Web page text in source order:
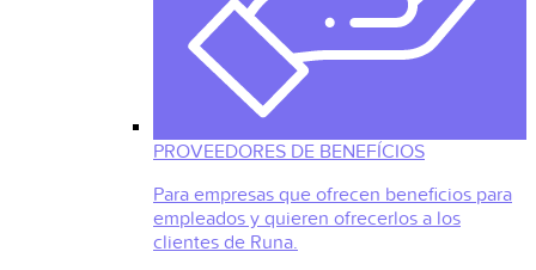
PROVEEDORES DE BENEFÍCIOS
Para empresas que ofrecen beneficios para
empleados y quieren ofrecerlos a los
clientes de Runa.